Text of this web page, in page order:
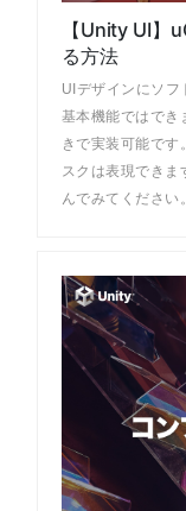
【Unity UI】
る方法
UIデザインにソ
基本機能ではでき
きで実装可能で
スクは表現でき
んでみてください。